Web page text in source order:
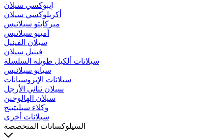
إيبوكسي سيلان
أكريلوكسي سيلان
ميركابتو سيلانيس
أمينو سيلانيس
سيلان الفينيل
فينيل سيلان
سيلانات ألكيل طويلة السلسلة
سيانو سيلانيس
سيلانات الإيزوسيانات
سيلان ثنائي الأرجل
سيلان الهالوجين
وكلاء سيليتينج
سيلانات أخرى
السيلوكسانات المتخصصة